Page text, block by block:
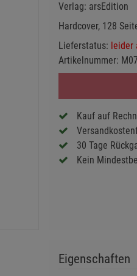
Verlag: arsEdition
Hardcover, 128
Lieferstatus: leider
Artikelnummer:
Kauf auf
30 Tage
Kein
Eigenschaften